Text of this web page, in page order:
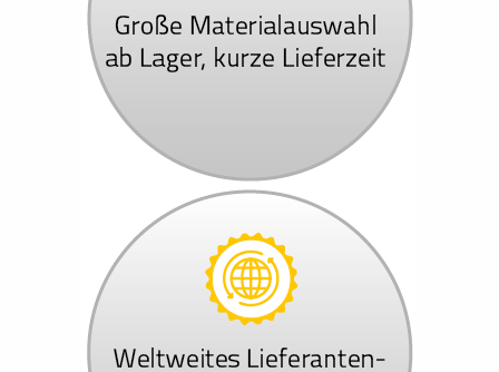
Cookie Laufzeit:
2 Jahre
COOKIES FÜR EXTERNE INHALTE
Inhalte von Videoplattformen und Social Media
blockiert. Wenn Cookies von externen Medien
diese Inhalte keiner manuellen Zustimmung mehr.
Google Maps